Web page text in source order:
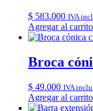
$ 583.000 IVA
Agregar al carrito
Broca
$ 49.000 IVA
Agregar al carrito